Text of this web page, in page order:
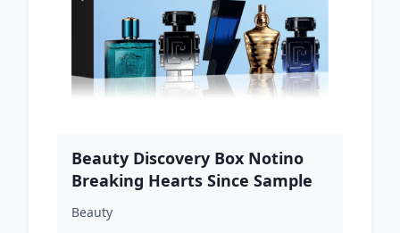
Beauty Discovery Box Notino
Breaking Hearts Since Sample
One sada pre mužov
Beauty